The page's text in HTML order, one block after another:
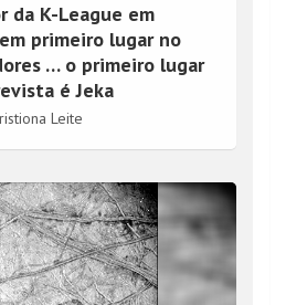
da K-League em
primeiro lugar no
… o primeiro lugar
é Jeka
Leite